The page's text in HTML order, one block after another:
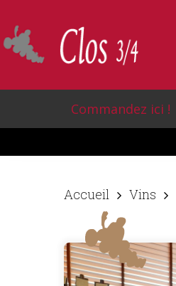
main
content
Commandez ici !
Accueil Vins